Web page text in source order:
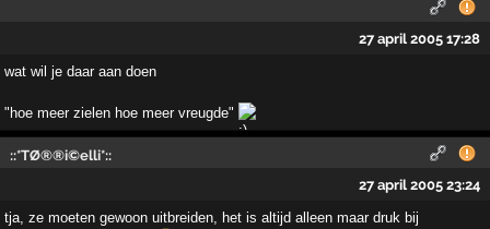
27 april 2005 17:28
wat wil je daar aan doen
"hoe meer zielen hoe meer vreugde"
::*TØ®®i©elli*::
27 april 2005 23:24
tja, ze moeten gewoon uitbreiden, het is altijd alleen maar druk bij